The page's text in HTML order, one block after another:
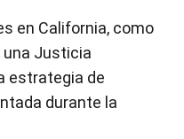
en California, como
una Justicia
estrategia de
durante la